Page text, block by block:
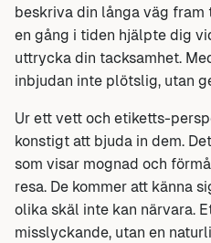
beskriva din långa väg fram
en gång i tiden hjälpte dig
uttrycka din tacksamhet.
inbjudan inte plötslig, utan
Ur ett vett och etiketts-
konstigt att bjuda in dem.
som visar mognad och
resa. De kommer att känna
olika skäl inte kan närvara.
misslyckande, utan en